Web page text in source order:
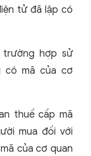
tử đã lập có
hợp sử
có mã của cơ
thuế cấp mã
mua đối với
của cơ quan